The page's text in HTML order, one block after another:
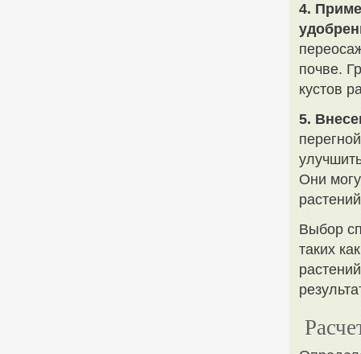
4.
почве.
кустов
5.
Они
Выбор
таких